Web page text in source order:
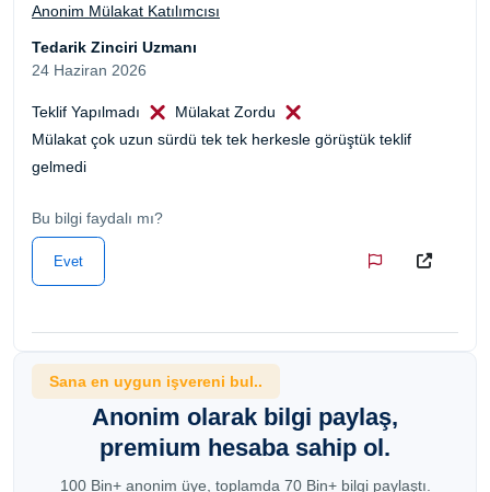
Anonim Mülakat Katılımcısı
Tedarik Zinciri Uzmanı
24 Haziran 2026
Teklif Yapılmadı
Mülakat Zordu
Mülakat çok uzun sürdü tek tek herkesle görüştük teklif
gelmedi
Bu bilgi faydalı mı?
Evet
Sana en uygun işvereni bul..
Anonim olarak bilgi paylaş,
premium hesaba sahip ol.
100 Bin+ anonim üye, toplamda 70 Bin+ bilgi paylaştı.